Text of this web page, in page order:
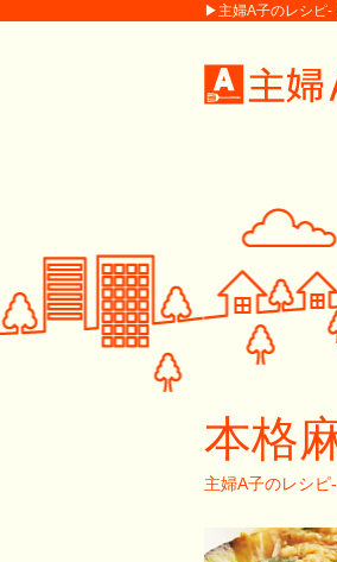
▶主婦A子のレシピ-
本格
主婦A子のレシピ